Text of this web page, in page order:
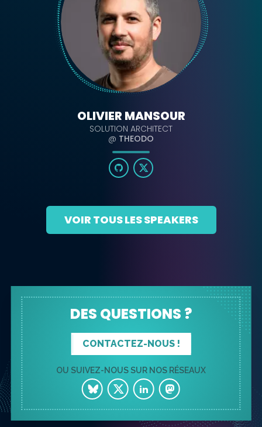
OLIVIER MANSOUR
SOLUTION ARCHITECT
@ THEODO
VOIR TOUS LES SPEAKERS
DES QUESTIONS ?
CONTACTEZ-NOUS !
OU SUIVEZ-NOUS SUR NOS RÉSEAUX